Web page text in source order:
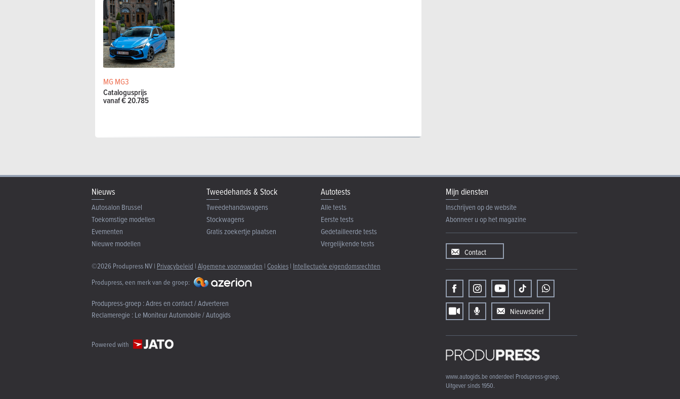
MG MG3
Catalogusprijs
vanaf € 20.785
Nieuws
Autosalon Brussel
Toekomstige modellen
Evementen
Nieuwe modellen
Tweedehands & Stock
Tweedehandswagens
Stockwagens
Gratis zoekertje plaatsen
Autotests
Alle tests
Eerste tests
Gedetailleerde tests
Vergelijkende tests
©2026 Produpress NV | Privacybeleid | Algemene voorwaarden | Cookies | Intellectuele eigendomsrechten
Produpress, een merk van de groep:
Produpress-groep :Adres en contact / Adverteren
Reclameregie :Le Moniteur Automobile / Autogids
Powered with
Mijn diensten
Inschrijven op de website
Abonneer u op het magazine
Contact
Nieuwsbrief
www.autogids.be onderdeel Produpress-groep.
Uitgever sinds 1950.